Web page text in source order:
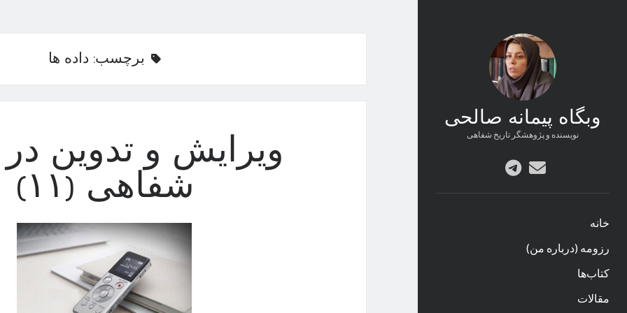
وبگاه پیمانه صالحی
نویسنده و پژوهشگر تاریخ شفاهی
پستtelegram
خانه
رزومه (درباره من)
کتاب‌ها
مقالات
برچسب:داده ها
ویرایش و تدوین در
شفاهی (۱۱)